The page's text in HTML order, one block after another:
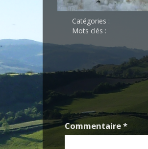
Catégories :
Mots clés :
Commentaire*